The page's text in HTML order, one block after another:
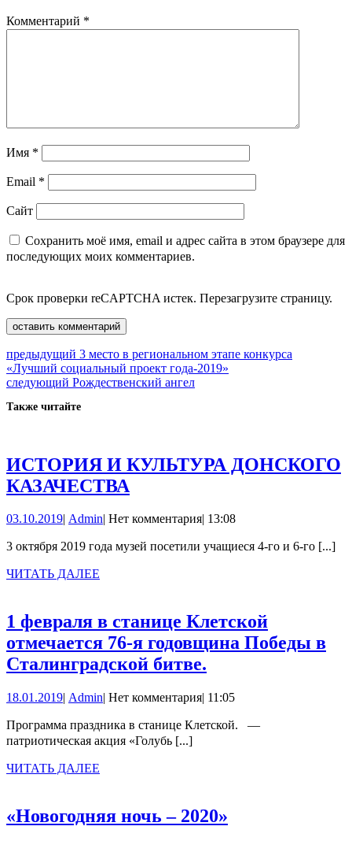
Комментарий *
Имя *
Email *
Сайт
Сохранить моё имя, email и адрес сайта в этом браузере для
последующих моих комментариев.
Срок проверки reCAPTCHA истек. Перезагрузите страницу.
Навигация
по
записям
предыдущий Предыдущая
запись:
3 место в региональном этапе конкурса
«Лучший социальный проект года-2019»
следующий Следующая
Рождественский ангел
Также читайте
ИСТОРИЯ И КУЛЬТУРА ДОНСКОГО
КАЗАЧЕСТВА
КУЛЬТУРА
ДОНСКОГО
03.10.201903.10.2019
| AdminAdmin
| Нет комментария| 13:08
3 октября 2019 года музей посетили учащиеся 4-го и 6-го [...]
ЧИТАТЬ ДАЛЕЕ
1 февраля в станице Клетской
отмечается 76-я годовщина Победы в
Сталинградской битве.
в
станице
я
18.01.201918.01.2019
| AdminAdmin
| Нет комментария| 11:05
Программа праздника в станице Клетской. —
патриотическая акция «Голубь [...]
ЧИТАТЬ ДАЛЕЕ
«Новогодняя ночь – 2020»